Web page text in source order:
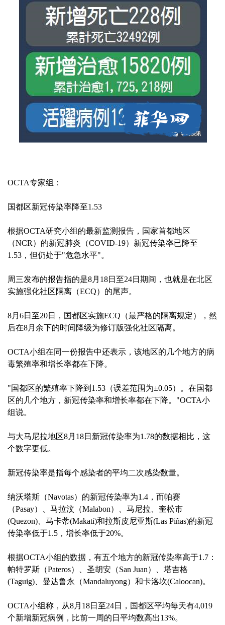
OCTA专家组：
国都区新冠传染率降至1.53
根据OCTA研究小组的最新监测报告，国家首都地区
（NCR）的新冠肺炎（COVID-19）新冠传染率已降至
1.53，但仍处于"危急水平"。
周三发布的报告指的是8月18日至24日期间，也就是在北区
实施强化社区隔离（ECQ）的尾声。
8月6日至20日，国都区实施ECQ（最严格的隔离规定），然
后在8月余下的时间降级为修订版强化社区隔离。
OCTA小组在同一份报告中还表示，该地区的几个地方的病
毒繁殖率和增长率都在下降。
"国都区的繁殖率下降到1.53（误差范围为±0.05）。在国都
区的几个地方，新冠传染率和增长率都在下降。"OCTA小
组说。
与大马尼拉地区8月18日新冠传染率为1.78的数据相比，这
个数字更低。
新冠传染率是指每个感染者的平均二次感染数量。
纳沃塔斯（Navotas）的新冠传染率为1.4，而帕赛
（Pasay）、马拉汶（Malabon）、马尼拉、奎松市
(Quezon)、马卡蒂(Makati)和拉斯皮尼亚斯(Las Piñas)的新冠
传染率低于1.5，增长率低于20%。
根据OCTA小组的数据，有五个地方的新冠传染率高于1.7：
帕特罗斯（Pateros）、圣胡安（San Juan）、塔吉格
(Taguig)、曼达鲁永（Mandaluyong）和卡洛坎(Caloocan)。
OCTA小组称，从8月18日至24日，国都区平均每天有4,019
个新增新冠病例，比前一周的日平均数高出13%。